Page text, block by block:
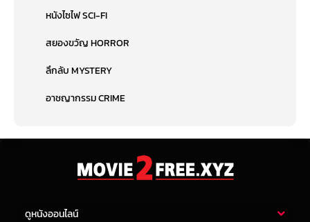
หนังไซไฟ SCI-FI
สยองขวัญ HORROR
ลึกลับ MYSTERY
อาชญากรรม CRIME
ดูหนังออนไลน์